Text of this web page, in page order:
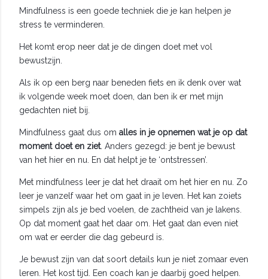
Mindfulness is een goede techniek die je kan helpen je
stress te verminderen.
Het komt erop neer dat je de dingen doet met vol
bewustzijn.
Als ik op een berg naar beneden fiets en ik denk over wat
ik volgende week moet doen, dan ben ik er met mijn
gedachten niet bij.
Mindfulness gaat dus om alles in je opnemen wat je op dat
moment doet en ziet. Anders gezegd: je bent je bewust
van het hier en nu. En dat helpt je te ‘ontstressen’.
Met mindfulness leer je dat het draait om het hier en nu. Zo
leer je vanzelf waar het om gaat in je leven. Het kan zoiets
simpels zijn als je bed voelen, de zachtheid van je lakens.
Op dat moment gaat het daar om. Het gaat dan even niet
om wat er eerder die dag gebeurd is.
Je bewust zijn van dat soort details kun je niet zomaar even
leren. Het kost tijd. Een coach kan je daarbij goed helpen.